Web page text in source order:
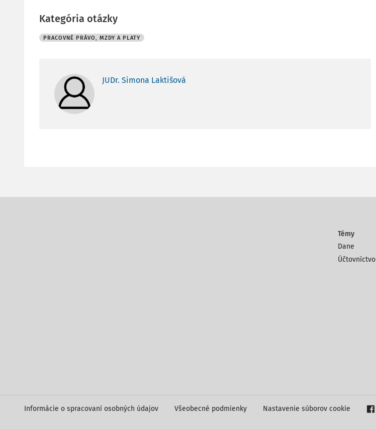
Kategória otázky
PRACOVNÉ PRÁVO, MZDY A PLATY
JUDr. Simona Laktišová
Témy
Dane
Účtovníctvo
Informácie o spracovaní osobných údajov Všeobecné podmienky Nastavenie súborov cookie